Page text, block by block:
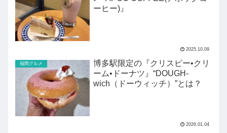
ーヒー)』
2025.10.09
福岡グルメ
博多駅限定の『クリスピー•クリ
ーム•ドーナツ』“DOUGH-
wich（ドーウィッチ）”とは？
2026.01.04